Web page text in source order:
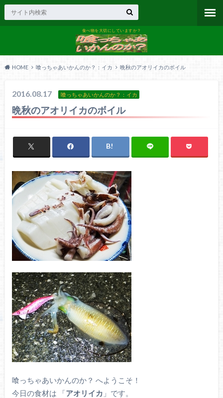
食べ物を大切にしていますか？
HOME 喰っちゃあいかんのか？：イカ 晩秋のアオリイカのボイル
2016.08.17 喰っちゃあいかんのか？：イカ
晩秋のアオリイカのボイル
喰っちゃあいかんのか？ へようこそ！
今日の食材は 「アオリイカ 」です。